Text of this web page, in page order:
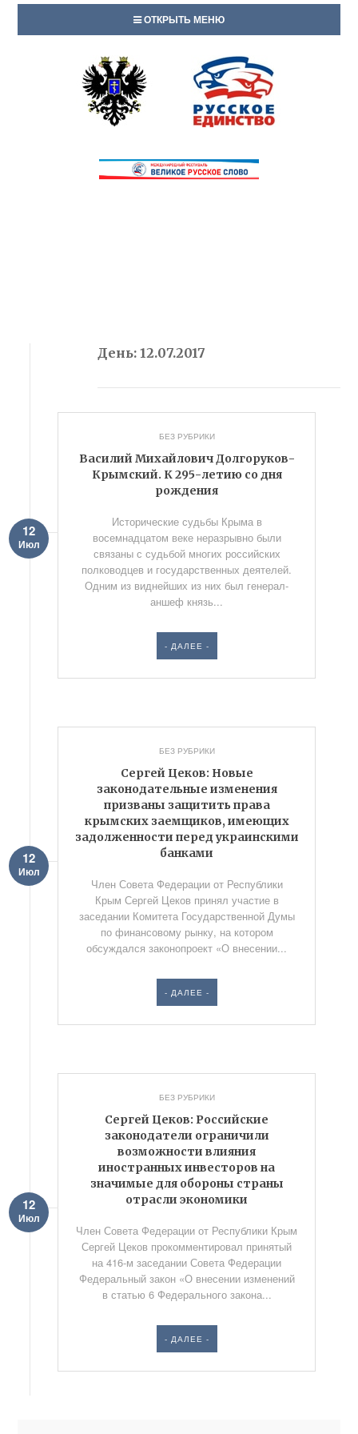
ОТКРЫТЬ МЕНЮ
День:12.07.2017
БЕЗ РУБРИКИ
Василий Михайлович Долгоруков-
Крымский. К 295-летию со дня
рождения
12
Июл
Исторические судьбы Крыма в
восемнадцатом веке неразрывно были
связаны с судьбой многих российских
полководцев и государственных деятелей.
Одним из виднейших из них был генерал-
аншеф князь...
- ДАЛЕЕ -
БЕЗ РУБРИКИ
Сергей Цеков: Новые
законодательные изменения
призваны защитить права
крымских заемщиков, имеющих
задолженности перед украинскими
банками
12
Июл
Член Совета Федерации от Республики
Крым Сергей Цеков принял участие в
заседании Комитета Государственной Думы
по финансовому рынку, на котором
обсуждался законопроект «О внесении...
- ДАЛЕЕ -
БЕЗ РУБРИКИ
Сергей Цеков: Российские
законодатели ограничили
возможности влияния
иностранных инвесторов на
значимые для обороны страны
отрасли экономики
12
Июл
Член Совета Федерации от Республики Крым
Сергей Цеков прокомментировал принятый
на 416-м заседании Совета Федерации
Федеральный закон «О внесении изменений
в статью 6 Федерального закона...
- ДАЛЕЕ -